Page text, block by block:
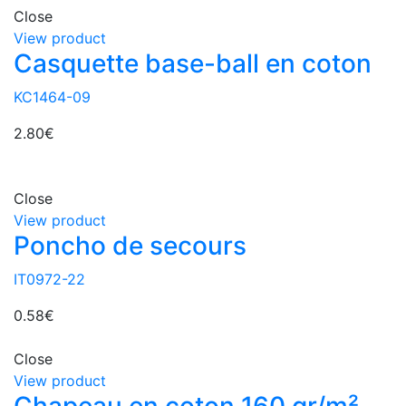
Close
View product
Casquette base-ball en coton
KC1464-09
2.80€
Close
View product
Poncho de secours
IT0972-22
0.58€
Close
View product